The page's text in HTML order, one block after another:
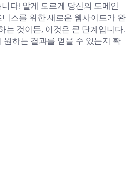
다! 알게 모르게 당신의 도메인
스를 위한 새로운 웹사이트가 완
는 것이든, 이것은 큰 단계입니다.
하는 결과를 얻을 수 있는지 확